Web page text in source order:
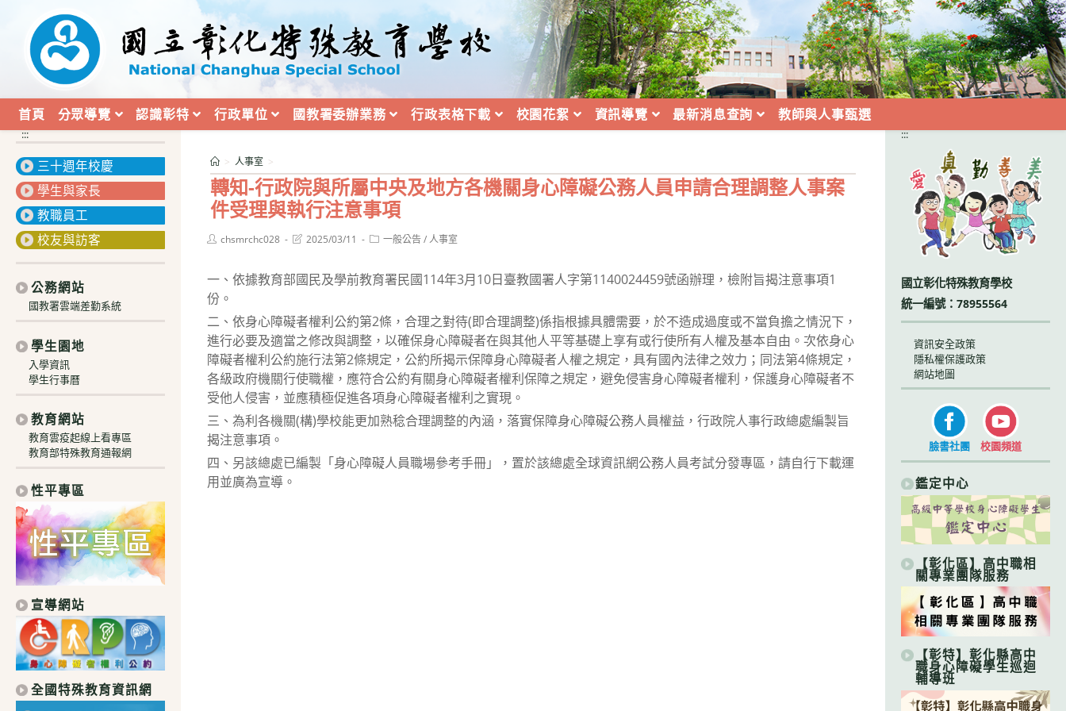
內
首頁 分眾導覽 認識彰特 行政單位 國教署委辦業務 行政表格下載 校園花絮 資訊導覽 最新消息查詢 教師與人事甄選
轉知-行政院與所屬中央及地方各機關身心障礙公務人員申請合理調整人事案
件受理與執行注意事項
> 人事室 >
Postchsmrchc028
Post2025/03/11
Post一般公告 / 人事室
一、依據教育部國民及學前教育署民國114年3月10日臺教國署人字第1140024459號函辦理，檢附旨揭注意事項1
份。
二、依身心障礙者權利公約第2條，合理之對待(即合理調整)係指根據具體需要，於不造成過度或不當負擔之情況下，
進行必要及適當之修改與調整，以確保身心障礙者在與其他人平等基礎上享有或行使所有人權及基本自由。次依身心
障礙者權利公約施行法第2條規定，公約所揭示保障身心障礙者人權之規定，具有國內法律之效力；同法第4條規定，
各級政府機關行使職權，應符合公約有關身心障礙者權利保障之規定，避免侵害身心障礙者權利，保護身心障礙者不
受他人侵害，並應積極促進各項身心障礙者權利之實現。
三、為利各機關(構)學校能更加熟稔合理調整的內涵，落實保障身心障礙公務人員權益，行政院人事行政總處編製旨
揭注意事項。
四、另該總處已編製「身心障礙人員職場參考手冊」，置於該總處全球資訊網公務人員考試分發專區，請自行下載運
用並廣為宣導。
:::
三十週年校慶
學生與家長
教職員工
校友與訪客
公務網站
國教署雲端差勤系統
學生園地
入學資訊
學生行事曆
教育網站
教育雲疫起線上看專區
教育部特殊教育通報網
性平專區
宣導網站
全國特殊教育資訊網
:::
國立彰化特殊教育學校
統一編號：78955564
資訊安全政策
隱私權保護政策
網站地圖
臉書社團 校園頻道
鑑定中心
【彰化區】高中職相
關專業團隊服務
【彰特】彰化縣高中
職身心障礙學生巡迴
輔導班